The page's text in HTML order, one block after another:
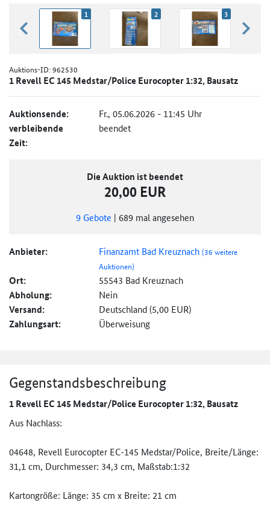
zurück blättern
1 2 3
Auktions-ID:962530
1 Revell EC 145 Medstar/Police Eurocopter 1:32, Bausatz
Auktionsende: Fr., 05.06.2026 - 11:45 Uhr
verbleibende
Zeit:
beendet
Die Auktion ist beendet
20,00 EUR
9 Gebote | 689 mal angesehen
Anbieter: Finanzamt Bad Kreuznach(36 weitere
Auktionen)
Ort: 55543 Bad Kreuznach
Abholung: Nein
Versand: Deutschland (5,00 EUR)
Zahlungsart: Überweisung
Gegenstandsbeschreibung
1 Revell EC 145 Medstar/Police Eurocopter 1:32, Bausatz
Aus Nachlass:
04648, Revell Eurocopter EC-145 Medstar/Police, Breite/Länge:
31,1 cm, Durchmesser: 34,3 cm, Maßstab:1:32
Kartongröße: Länge: 35 cm x Breite: 21 cm